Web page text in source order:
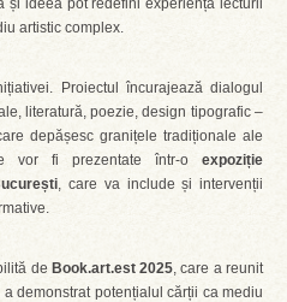
și ideea pot redefini experiența lecturii
artistic complex.
Proiectul încurajează dialogul
literatură, poezie, design tipografic –
depășesc granițele tradiționale ale
vor fi prezentate într-o expoziție
, care va include și intervenții
de Book.art.est 2025, care a reunit
demonstrat potențialul cărții ca mediu